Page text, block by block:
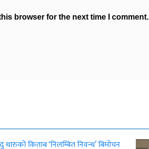
browser for the next time I comment.